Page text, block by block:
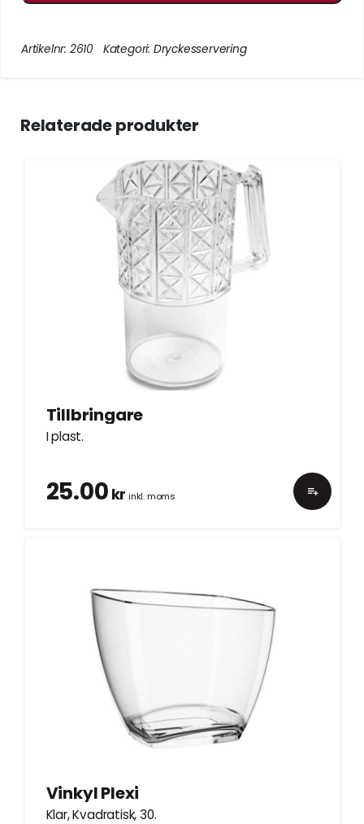
Artikelnr: 2610 Kategori: Dryckesservering
Relaterade produkter
Tillbringare
I plast.
25.00 kr inkl. moms
Vinkyl Plexi
Klar, Kvadratisk, 30.